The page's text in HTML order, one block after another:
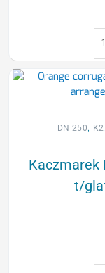
K2
DN 250, K2
Kaczmarek
t/